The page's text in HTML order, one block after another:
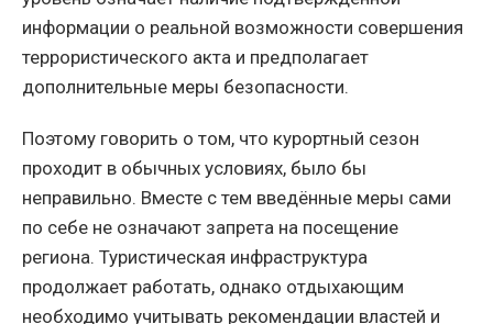
информации о реальной возможности совершения
террористического акта и предполагает
дополнительные меры безопасности.
Поэтому говорить о том, что курортный сезон
проходит в обычных условиях, было бы
неправильно. Вместе с тем введённые меры сами
по себе не означают запрета на посещение
региона. Туристическая инфраструктура
продолжает работать, однако отдыхающим
необходимо учитывать рекомендации властей и